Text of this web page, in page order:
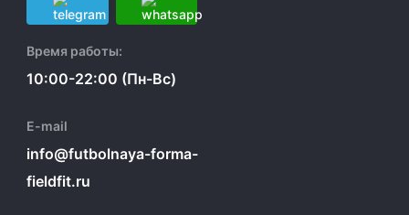
Время работы:
10:00-22:00 (Пн-Вс)
E-mail
info@futbolnaya-forma-
fieldfit.ru